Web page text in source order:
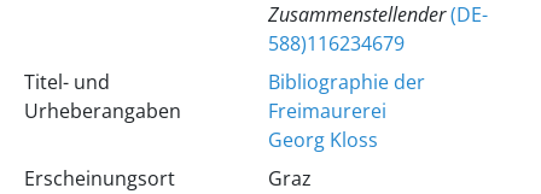
Zusammenstellender(DE-
588)116234679
Titel- und
Urheberangaben
Bibliographie der
Freimaurerei
Georg Kloss
Erscheinungsort
Graz